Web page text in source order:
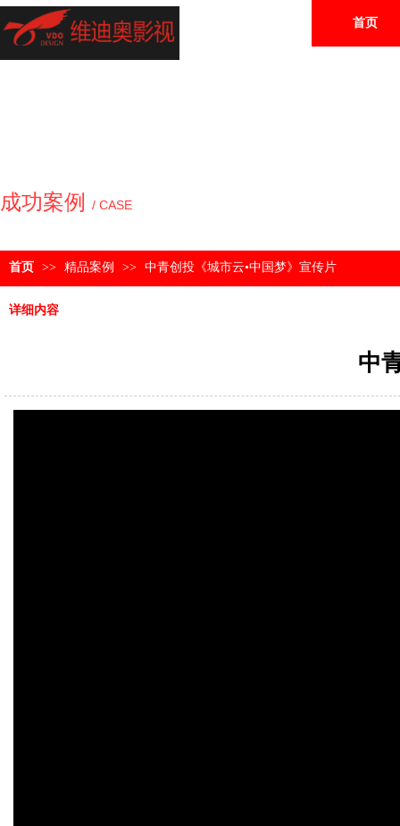
首页
成功案例 / CASE
首页 >> 精品案例 >> 中青创投《城市云•中国梦》宣传片
详细内容
中